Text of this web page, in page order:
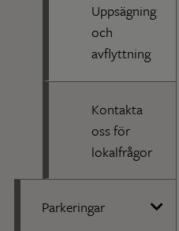
Uppsägning
och
avflyttning
Kontakta
oss för
lokalfrågor
Parkeringar